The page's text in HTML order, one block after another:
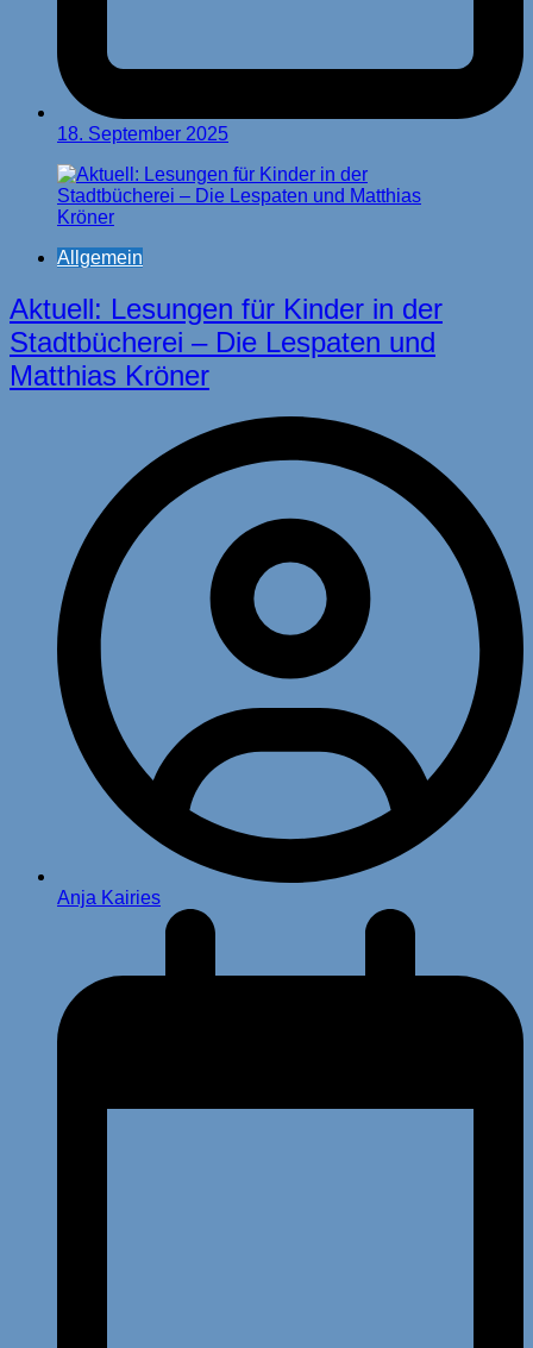
18. September 2025
Allgemein
Aktuell: Lesungen für Kinder in der
Stadtbücherei – Die Lespaten und
Matthias Kröner
Anja Kairies